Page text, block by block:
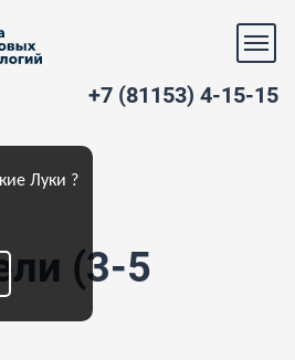
Луки ?
+7 (81153) 4-15-15
(3-5